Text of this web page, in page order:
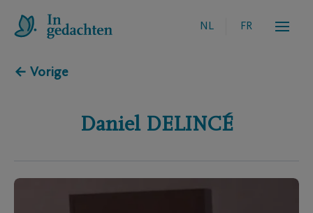
NL FR
← Vorige
Daniel DELINCÉ